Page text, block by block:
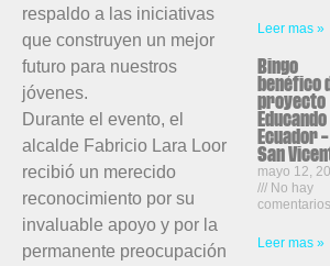
respaldo a las iniciativas
que construyen un mejor
futuro para nuestros
jóvenes.
Durante el evento, el
alcalde Fabricio Lara Loor
recibió un merecido
reconocimiento por su
invaluable apoyo y por la
permanente preocupación
Leer mas »
Bingo
benéfico
proyecto
Educando
Ecuador –
San
mayo 12,
No hay
comentarios
Leer mas »